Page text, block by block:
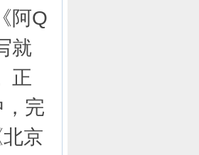
阿Q
就
正
完
京